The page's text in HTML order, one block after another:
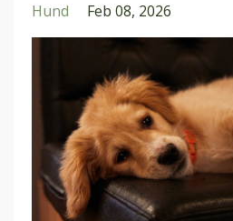
Hund Feb 08, 2026